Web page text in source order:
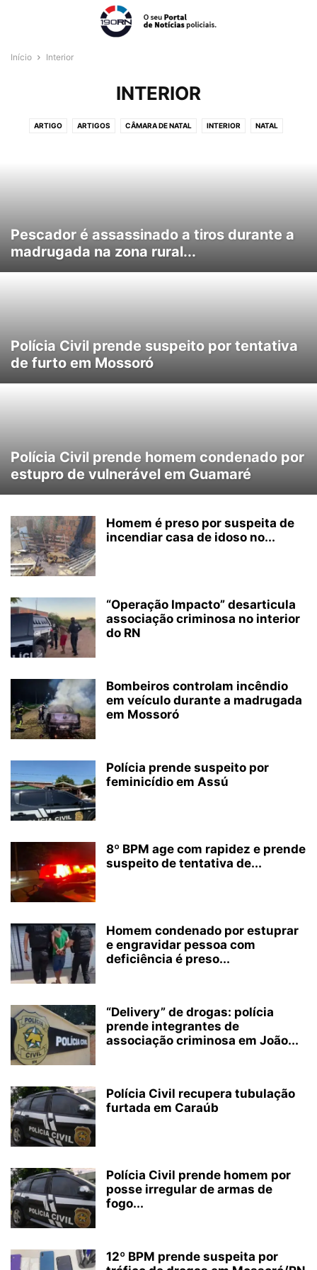
Início Interior
INTERIOR
ARTIGO ARTIGOS CÂMARA DE NATAL INTERIOR NATAL
Pescador é assassinado a tiros durante a
madrugada na zona rural...
Polícia Civil prende suspeito por tentativa
de furto em Mossoró
Polícia Civil prende homem condenado por
estupro de vulnerável em Guamaré
Homem é preso por suspeita de
incendiar casa de idoso no...
“Operação Impacto” desarticula
associação criminosa no interior
do RN
Bombeiros controlam incêndio
em veículo durante a madrugada
em Mossoró
Polícia prende suspeito por
feminicídio em Assú
8º BPM age com rapidez e prende
suspeito de tentativa de...
Homem condenado por estuprar
e engravidar pessoa com
deficiência é preso...
“Delivery” de drogas: polícia
prende integrantes de
associação criminosa em João...
Polícia Civil recupera tubulação
furtada em Caraúb
Polícia Civil prende homem por
posse irregular de armas de
fogo...
12º BPM prende suspeita por